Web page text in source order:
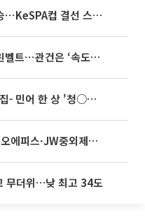
한화생명, 젠지에 2-1 역전승⋯KeSPA컵 결선 스테이지 2 직행
대규모 공급 ‘최후 카드’ 그린벨트⋯관건은 ‘속도’ [주택공급 승부수의 조건]
'2TV 생생정보' 오늘방송맛집- 민어 한 상 '청○○○' vs 전복 한 상 '명○'
[오늘의 주요공시] 삼성바이오에피스·JW중외제약·한미반도체·SK바이오사이언스 등
무더위…낮 최고 34도